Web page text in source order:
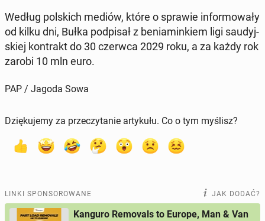
Według pol­skich mediów, które o sprawie in­for­mo­wa­ły
od kilku dni, Bułka pod­pi­sał z be­nia­min­kiem ligi sau­dyj­
skiej kon­trakt do 30 czerwca 2029 roku, a za każdy rok
zarobi 10 mln euro.
PAP / Jagoda Sowa
Dziękujemy za przeczytanie artykułu. Co o tym myślisz?
LINKI SPONSOROWANE JAK DODAĆ?
Kanguro Removals to Europe, Man & Van